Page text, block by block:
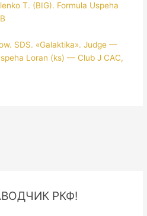
T. (BIG). Formula Uspeha
SDS. «Galaktika». Judge —
Loran (ks) — Club J CAC,
РКФ!